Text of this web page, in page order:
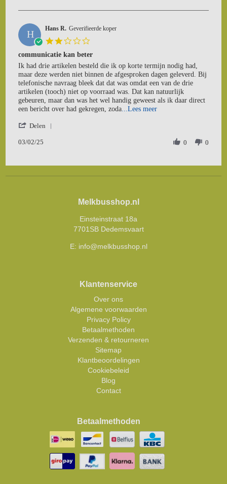
Apr
Rob
on
14
Apr
2021
H Hans R. Geverifieerde koper
rating
communicatie kan beter
Review
by
Hans
R.
on
3
2025
review
stating
communicatie
kan
beter
Ik had drie artikelen besteld die ik op korte termijn nodig had,
maar deze werden niet binnen de afgesproken dagen geleverd. Bij
telefonische navraag bleek dat dat was omdat een van de drie
artikelen (tooch) niet op voorraad was. Dat kan natuurlijk
gebeuren, maar dan was het wel handig geweest als ik daar direct
een bericht over had gekregen, zoda...Lees meerRead
stating
Delen
R.
on
03/02/25 0 0
Melkbusshop.nl
Einsteinstraat 18a
7701SB Dedemsvaart
E: info@melkbusshop.nl
Klantenservice
Over ons
Algemene voorwaarden
Privacy Policy
Betaalmethoden
Verzenden & retourneren
Sitemap
Klantbeoordelingen
Cookiebeleid
Blog
Contact
Betaalmethoden